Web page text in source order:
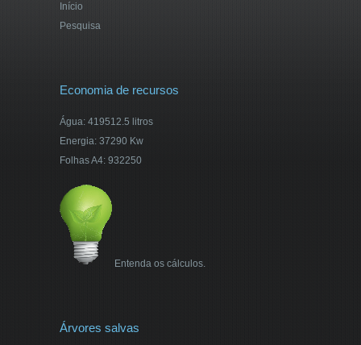
Início
Pesquisa
Economia de recursos
Água: 419512.5 litros
Energia: 37290 Kw
Folhas A4: 932250
Entenda os cálculos.
Árvores salvas